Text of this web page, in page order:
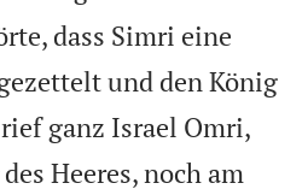
dass Simri eine
und den König
ganz Israel Omri,
Heeres, noch am